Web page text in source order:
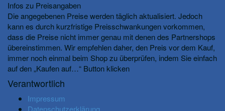
Infos zu Preisangaben
Die angegebenen Preise werden täglich aktualisiert. Jedoch
kann es durch kurzfristige Preisschwankungen vorkommen,
dass die Preise nicht immer genau mit denen des Partnershops
übereinstimmen. Wir empfehlen daher, den Preis vor dem Kauf,
immer noch einmal beim Shop zu überprüfen, indem Sie einfach
auf den „Kaufen auf…“ Button klicken
Verantwortlich
Impressum
Datenschutzerklärung